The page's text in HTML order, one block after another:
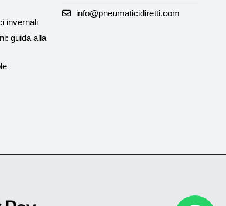
invernali
guida alla
info@pneumaticidiretti.com